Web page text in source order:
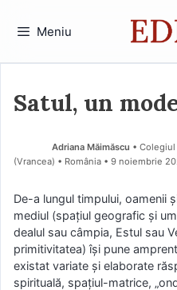
Meniu
Satul, un
Adriana Măimăscu •
(Vrancea) • România
9 noiembrie
De-a lungul timpului, oamenii
mediul (spațiul geografic și
dealul sau câmpia, Estul sau
primitivitatea) își pune
existat variate și elaborate
spirituală, spațiul-matrice,